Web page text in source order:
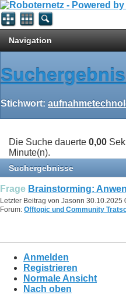
Navigation
Stichwort:
Die Suche dauerte 0,00
Minute(n).
Suchergebnisse
Frage Brainstorming:
Letzter Beitrag von Jasonn 30.10.2025
Forum: Offtopic und Community
Anmelden
Registrieren
Normale Ansicht
Nach oben